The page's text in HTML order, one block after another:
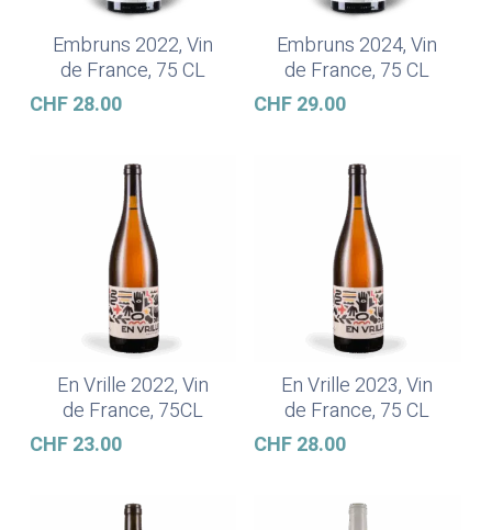
Weiterlesen
Embruns 2022, Vin
de France, 75 CL
CHF28.00
In Den Warenkorb
Embruns 2024, Vin
de France, 75 CL
CHF29.00
In Den Warenkorb
En Vrille 2022, Vin
de France, 75CL
CHF23.00
In Den Warenkorb
En Vrille 2023, Vin
de France, 75 CL
CHF28.00